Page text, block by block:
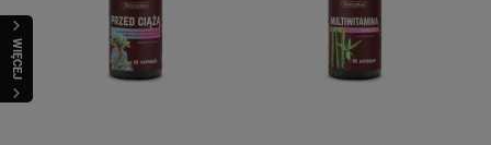
WIĘCEJ